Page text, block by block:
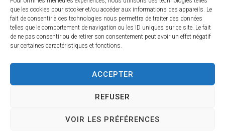
que les cookies pour stocker et/ou accéder aux informations des appareils. Le
fait de consentir à ces technologies nous permettra de traiter des données
telles que le comportement de navigation ou les ID uniques sur ce site. Le fait
de ne pas consentir ou de retirer son consentement peut avoir un effet négatif
sur certaines caractéristiques et fonctions.
ACCEPTER
REFUSER
VOIR LES PRÉFÉRENCES
Traitement de données personnelles
Copyright © 2026 – Tous droits réservés